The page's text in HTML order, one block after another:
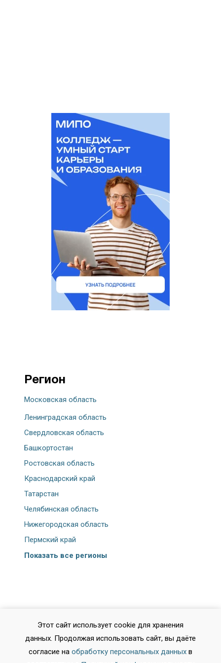
Регион
Московская область
Ленинградская область
Свердловская область
Башкортостан
Ростовская область
Краснодарский край
Татарстан
Челябинская область
Нижегородская область
Пермский край
Показать все регионы
Города
Москва
Этот сайт использует cookie для хранения
данных. Продолжая использовать сайт, вы даёте
согласие на обработку персональных данных в